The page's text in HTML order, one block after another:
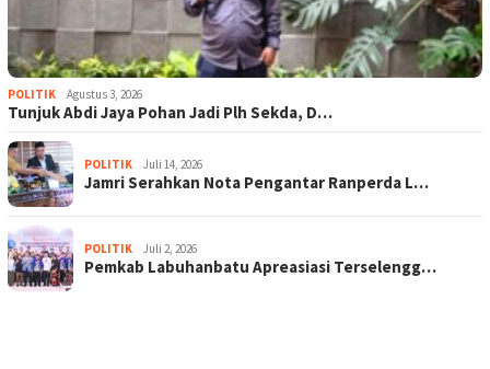
POLITIK Agustus 3, 2026
Tunjuk Abdi Jaya Pohan Jadi Plh Sekda, D…
POLITIK Juli 14, 2026
Jamri Serahkan Nota Pengantar Ranperda L…
POLITIK Juli 2, 2026
Pemkab Labuhanbatu Apreasiasi Terselengg…